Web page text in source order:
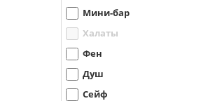
Мини-бар
Халаты
Фен
Душ
Сейф